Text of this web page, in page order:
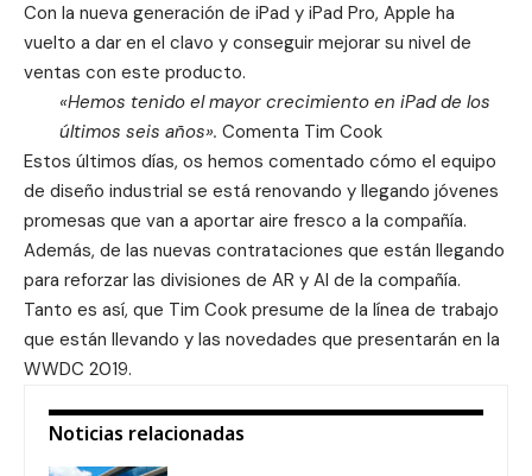
Con la nueva generación de iPad y iPad Pro, Apple ha
vuelto a dar en el clavo y conseguir mejorar su nivel de
ventas con este producto.
«Hemos tenido el mayor crecimiento en iPad de los
últimos seis años». Comenta Tim Cook
Estos últimos días, os hemos comentado cómo el equipo
de diseño industrial se está renovando y llegando jóvenes
promesas que van a aportar aire fresco a la compañía.
Además, de las nuevas contrataciones que están llegando
para reforzar las divisiones de AR y AI de la compañía.
Tanto es así, que Tim Cook presume de la línea de trabajo
que están llevando y las novedades que presentarán en la
WWDC 2019.
Noticias relacionadas